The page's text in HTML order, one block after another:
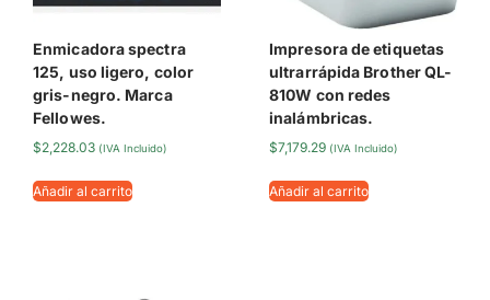
Enmicadora spectra
125, uso ligero, color
gris-negro. Marca
Fellowes.
$2,228.03 (IVA Incluido)
Añadir al carrito
Impresora de etiquetas
ultrarrápida Brother QL-
810W con redes
inalámbricas.
$7,179.29 (IVA Incluido)
Añadir al carrito